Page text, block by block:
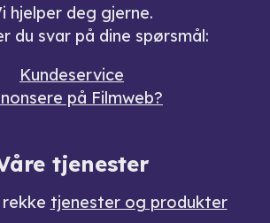
hjelper deg gjerne.
du svar på dine spørsmål:
Kundeservice
på Filmweb?
tjenester
tjenester og produkter